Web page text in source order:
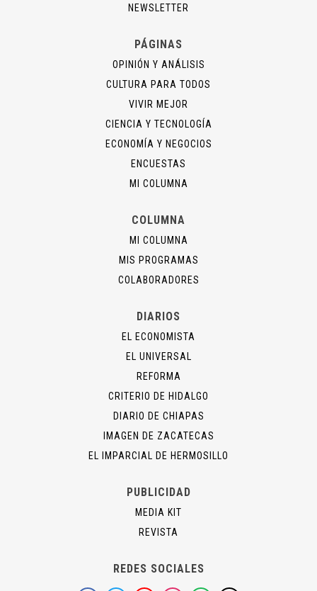
NEWSLETTER
PÁGINAS
OPINIÓN Y ANÁLISIS
CULTURA PARA TODOS
VIVIR MEJOR
CIENCIA Y TECNOLOGÍA
ECONOMÍA Y NEGOCIOS
ENCUESTAS
MI COLUMNA
COLUMNA
MI COLUMNA
MIS PROGRAMAS
COLABORADORES
DIARIOS
EL ECONOMISTA
EL UNIVERSAL
REFORMA
CRITERIO DE HIDALGO
DIARIO DE CHIAPAS
IMAGEN DE ZACATECAS
EL IMPARCIAL DE HERMOSILLO
PUBLICIDAD
MEDIA KIT
REVISTA
REDES SOCIALES